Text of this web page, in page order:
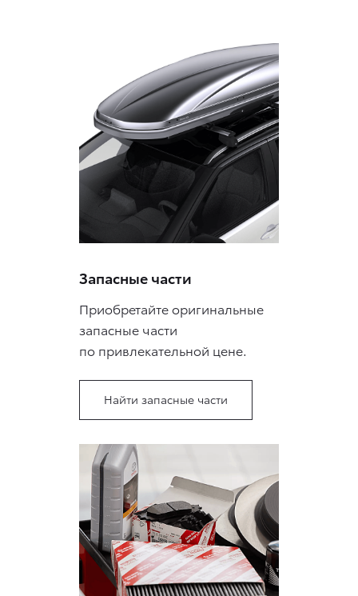
Запасные части
Приобретайте оригинальные
запасные части
по привлекательной цене.
Найти запасные части